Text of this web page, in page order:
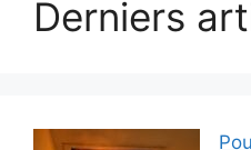
Derniers